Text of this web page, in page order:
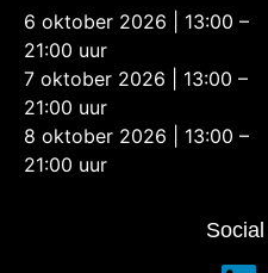
6 oktober 2026 | 13:00 –
21:00 uur
7 oktober 2026 | 13:00 –
21:00 uur
8 oktober 2026 | 13:00 –
21:00 uur